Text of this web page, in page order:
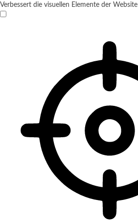
Verbessert die visuellen Elemente der Website